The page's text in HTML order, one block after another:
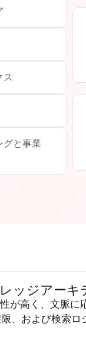
ス
グと事業
ッジアーキ
が高く、文脈に
、および検索